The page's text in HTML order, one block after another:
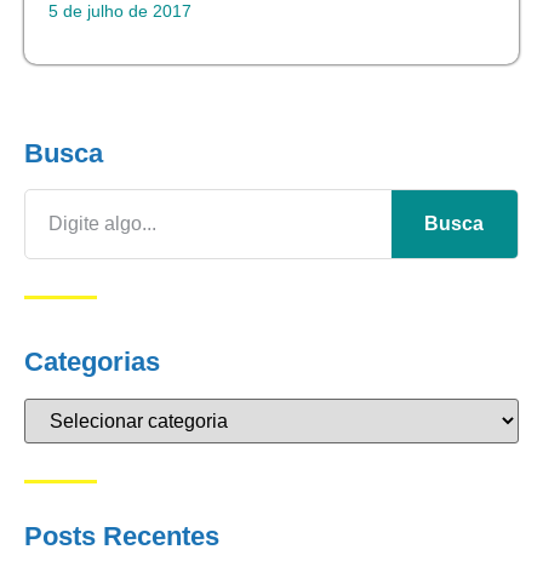
5 de julho de 2017
Busca
Busca
Categorias
Posts Recentes